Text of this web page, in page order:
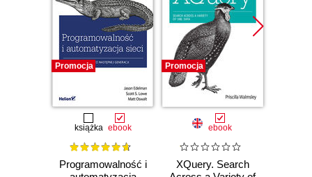
Promocja
książka ebook
Programowalność i
Promocja
ebook
XQuery. Search